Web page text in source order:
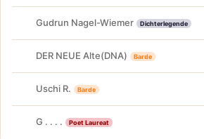
Gudrun Nagel-Wiemer Dichterlegende
DER NEUE Alte(DNA) Barde
Uschi R. Barde
G . . . . Poet Laureat